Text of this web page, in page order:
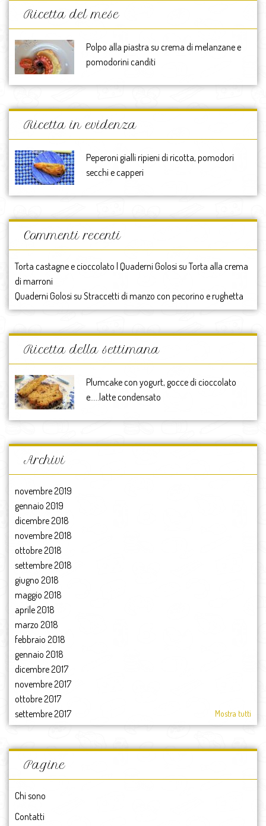
Ricetta del mese
Polpo alla piastra su crema di melanzane e
pomodorini canditi
Ricetta in evidenza
Peperoni gialli ripieni di ricotta, pomodori
secchi e capperi
Commenti recenti
Torta castagne e cioccolato | Quaderni Golosi suTorta alla crema
di marroni
Quaderni Golosi su Straccetti di manzo con pecorino e rughetta
Ricetta della settimana
Plumcake con yogurt, gocce di cioccolato
e…..latte condensato
Archivi
novembre 2019
gennaio 2019
dicembre 2018
novembre 2018
ottobre 2018
settembre 2018
giugno 2018
maggio 2018
aprile 2018
marzo 2018
febbraio 2018
gennaio 2018
dicembre 2017
novembre 2017
ottobre 2017
settembre 2017
agosto 2017
luglio 2017
giugno 2017
maggio 2017
marzo 2017
febbraio 2017
Mostra tutti
Pagine
Chi sono
Contatti